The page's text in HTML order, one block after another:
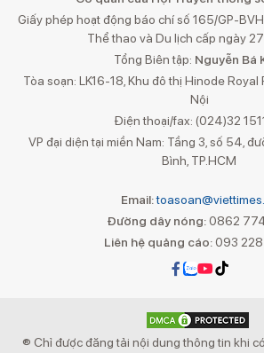
Giấy phép hoạt động báo chí số 165/GP-
Thể thao và Du lịch cấp ngày
Tổng Biên tập: Nguyễn Bá
Tòa soạn: LK16-18, Khu đô thị Hinode Royal
Nội
Điện thoại/fax: (024)32
VP đại diện tại miền Nam: Tầng 3, số 54,
Bình, TP.HCM
Email:
Đường dây nóng: 0862
Liên hệ quảng cáo:093 228
® Chỉ được đăng tải nội dung thông tin khi